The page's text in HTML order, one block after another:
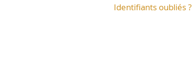
Identifiants oubliés ?